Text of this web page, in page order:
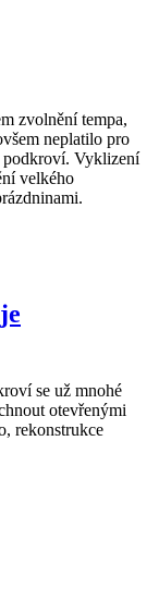
zvolnění tempa,
neplatilo pro
podkroví. Vyklizení
velkého
se už mnohé
otevřenými
rekonstrukce